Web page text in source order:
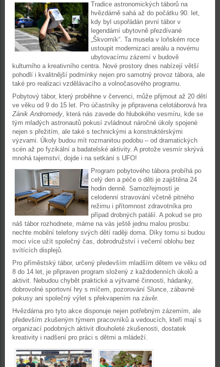
Tradice astronomických táborů na
hvězdárně sahá až do počátku 90. let,
kdy byl uspořádán první tábor v
legendární ubytovně přezdívané
„Škvorník“. Ta musela v loňském roce
ustoupit modernizaci areálu a novému
ubytovacímu zázemí v budově
kulturního a kreativního centra. Nové prostory dnes nabízejí větší
pohodlí i kvalitnější podmínky nejen pro samotný provoz tábora, ale
také pro realizaci vzdělávacího a volnočasového programu.
Pobytový tábor, který proběhne v červenci, může přijmout až 20 dětí
ve věku od 9 do 15 let. Pro účastníky je připravena celotáborová hra
Zánik Andromedy, která nás zavede do hlubokého vesmíru, kde se
tým mladých astronautů pokusí zvládnout náročné úkoly spojené
nejen s přežitím, ale také s technickými a konstruktérskými
výzvami. Úkoly budou mít rozmanitou podobu – od dramatických
scén až po fyzikální a badatelské aktivity. A protože vesmír skrývá
mnohá tajemství, dojde i na setkání s UFO!
Program pobytového tábora probíhá po
celý den a péče o děti je zajištěna 24
hodin denně. Samozřejmostí je
celodenní stravování včetně pitného
režimu i přítomnost zdravotníka pro
případ drobných patálií. A pokud se pro
náš tábor rozhodnete, máme na vás ještě jednu malou prosbu:
nechte mobilní telefony svých dětí raději doma. Díky tomu si budou
moci více užít společný čas, dobrodružství i večerní oblohu bez
svítících displejů.
Pro příměstský tábor, určený především mladším dětem ve věku od
8 do 14 let, je připraven program složený z každodenních úkolů a
aktivit. Nebudou chybět praktické a výtvarné činnosti, hádanky,
dobrovolné sportovní hry s míčem, pozorování Slunce, zábavné
pokusy ani společný výlet s překvapením na závěr.
Hvězdárna pro tyto akce disponuje nejen potřebným zázemím, ale
především zkušeným týmem pracovníků a vedoucích, kteří mají s
organizací podobných aktivit dlouholeté zkušenosti, dostatek
kreativity i nadšení pro práci s dětmi a mládeží.